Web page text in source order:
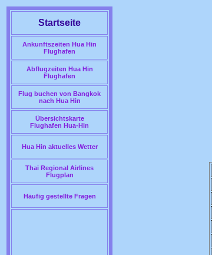
Startseite
Ankunftszeiten Hua Hin
Flughafen
Abflugzeiten Hua Hin
Flughafen
Flug buchen von Bangkok
nach Hua Hin
Übersichtskarte
Flughafen Hua-Hin
Hua Hin aktuelles Wetter
Thai Regional Airlines
Flugplan
Häufig gestellte Fragen